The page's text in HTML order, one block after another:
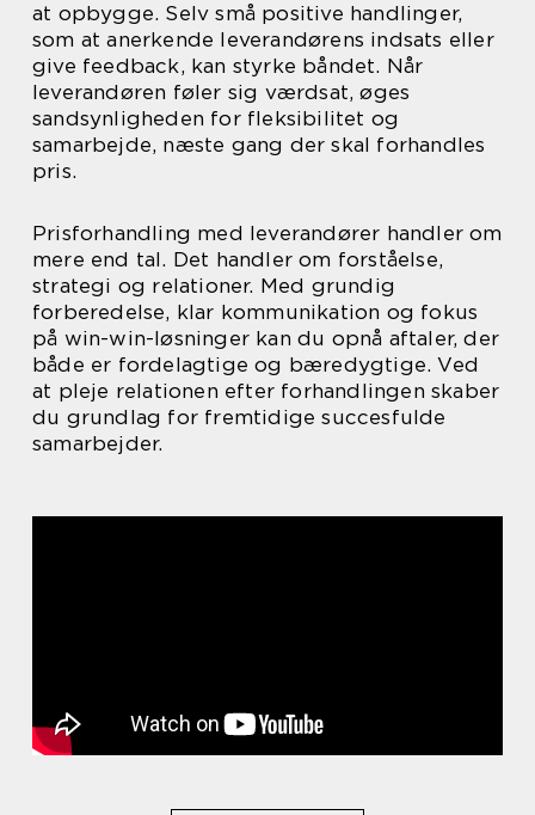
at opbygge. Selv små positive handlinger,
som at anerkende leverandørens indsats eller
give feedback, kan styrke båndet. Når
leverandøren føler sig værdsat, øges
sandsynligheden for fleksibilitet og
samarbejde, næste gang der skal forhandles
pris.
Prisforhandling med leverandører handler om
mere end tal. Det handler om forståelse,
strategi og relationer. Med grundig
forberedelse, klar kommunikation og fokus
på win-win-løsninger kan du opnå aftaler, der
både er fordelagtige og bæredygtige. Ved
at pleje relationen efter forhandlingen skaber
du grundlag for fremtidige succesfulde
samarbejder.